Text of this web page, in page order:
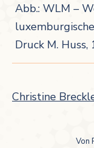
Abb.: WLM –
Druck M. Huss,
Christine
Von